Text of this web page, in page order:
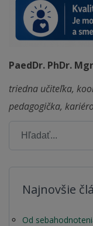
PaedDr. PhDr.
triedna učiteľka,
pedagogička,
Najnovšie
Od